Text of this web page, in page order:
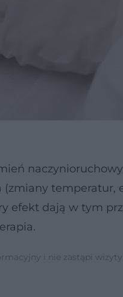
temperatur,
efekt dają w tym
i nie zastąpi wizyty